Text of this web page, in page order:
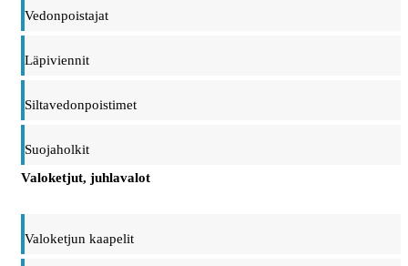
Vedonpoistajat
Läpiviennit
Siltavedonpoistimet
Suojaholkit
Valoketjut, juhlavalot
Valoketjun kaapelit